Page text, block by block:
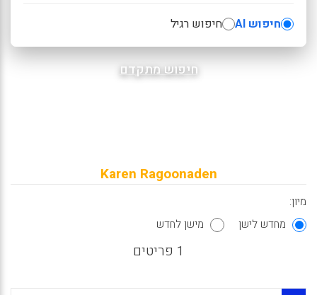
חיפוש AI חיפוש רגיל
חיפוש מתקדם
Karen Ragoonaden
מיון:
מחדש לישן
מישן לחדש
1 פריטים